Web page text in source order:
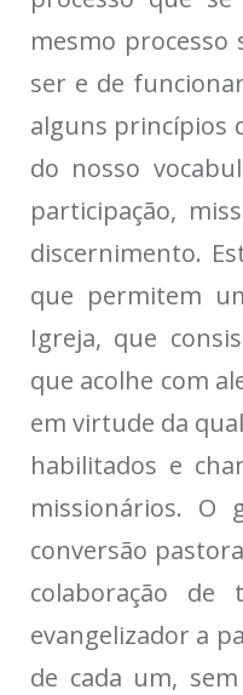
mesmo
ser e de
alguns princípios
do nosso
participação,
discernimento.
que permitem
Igreja, que
que acolhe com
em virtude da
habilitados e
missionários. O
conversão
colaboração de
evangelizador a
de cada um,